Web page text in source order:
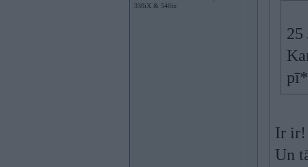
330iX & 540ix
25
Ir ir!
Un